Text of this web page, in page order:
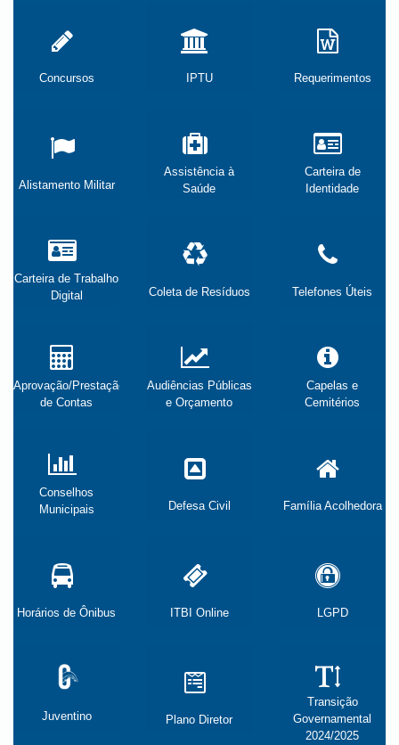
Concursos IPTU Requerimentos
Alistamento Militar
Assistência à
Saúde
Carteira de
Identidade
Carteira de Trabalho
Digital
Coleta de Resíduos Telefones Úteis
Aprovação/Prestação
de Contas
Audiências Públicas
e Orçamento
Capelas e
Cemitérios
Conselhos
Municipais
Defesa Civil Família Acolhedora
Horários de Ônibus ITBI Online LGPD
Juventino Plano Diretor
Transição
Governamental
2024/2025